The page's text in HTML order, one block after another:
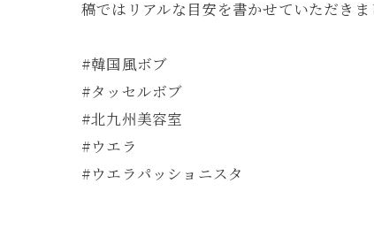
稿ではリアルな目安を書かせていただき
#韓国風ボブ
#タッセルボブ
#北九州美容室
#ウエラ
#ウエラパッショニスタ